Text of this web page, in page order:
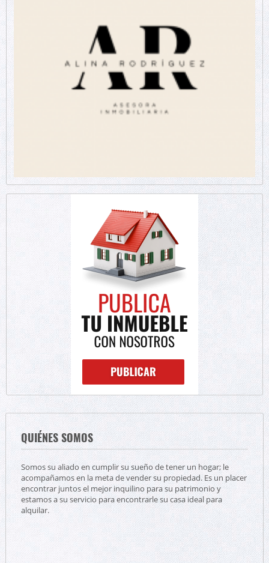
QUIÉNES SOMOS
Somos su aliado en cumplir su sueño de tener un hogar; le
acompañamos en la meta de vender su propiedad. Es un placer
encontrar juntos el mejor inquilino para su patrimonio y
estamos a su servicio para encontrarle su casa ideal para
alquilar.